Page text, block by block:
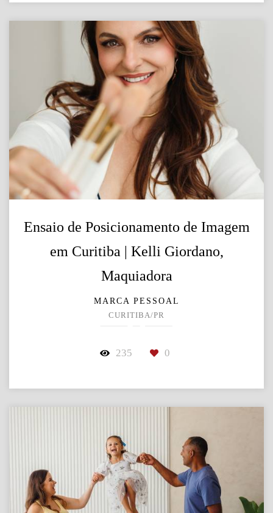
Ensaio de Posicionamento de Imagem
em Curitiba | Kelli Giordano,
Maquiadora
MARCA PESSOAL
CURITIBA/PR
235 0